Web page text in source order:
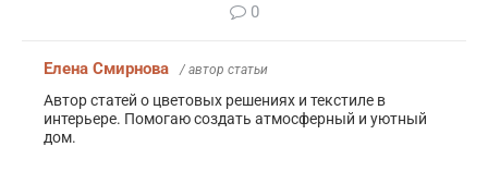
0
Елена Смирнова / автор статьи
Автор статей о цветовых решениях и текстиле в
интерьере. Помогаю создать атмосферный и уютный
дом.